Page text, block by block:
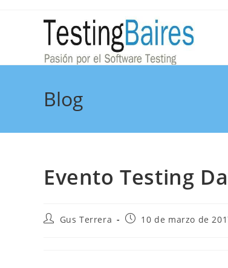
Blog
Evento Testing
Gus Terrera 10 de marzo de